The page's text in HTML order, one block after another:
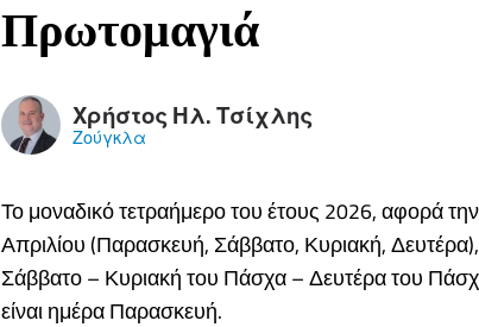
Πρωτομαγιά
Χρήστος Ηλ. Τσίχλης
Ζούγκλα
Το μοναδικό τετραήμερο του έτους 2026, αφορά
Απριλίου (Παρασκευή, Σάββατο, Κυριακή,
Σάββατο – Κυριακή του Πάσχα – Δευτέρα του
είναι ημέρα Παρασκευή.